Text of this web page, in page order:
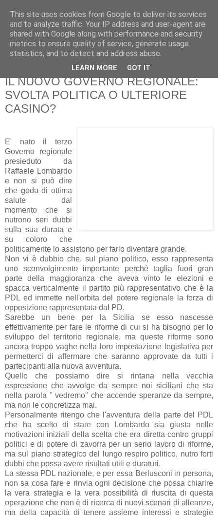
Pippo Bufardeci
La politica a Siracusa e dintorni
martedì 29 dicembre 2009
IL NUOVO GOVERNO REGIONALE:
SVOLTA POLITICA O ULTERIORE
CASINO?
E' nato il terzo
Governo regionale
presieduto da
Raffaele Lombardo
e non si può dire
che goda di ottima
salute dal
momento che si
nutrono seri dubbi
sulla sua durata e
su coloro che
politicamente lo assistono per farlo diventare grande.
Non vi è dubbio che, sul piano politico, esso rappresenta
uno sconvolgimento importante perchè taglia fuori gran
parte della maggioranza che aveva vinto le elezioni e
spacca verticalmente il partito più rappresentativo che è la
PDL ed immette nell'orbita del potere regionale la forza di
opposizione rappresentata dal PD.
Sarebbe un bene per la Sicilia se esso nascesse
effettivamente per fare le riforme di cui si ha bisogno per lo
sviluppo del territorio regionale, ma queste riforme sono
ancora troppo vaghe nella loro impostazione legislativa per
permetterci di affermare che saranno approvate da tutti i
partecipanti alla nuova avventura.
Quello che possiamo dire si rintana nella vecchia
espressione che avvolge da sempre noi siciliani che sta
nella parola " vedremo" che accende speranze da sempre,
ma non le concretizza mai.
Personalmente ritengo che l'avventura della parte del PDL
che ha scelto di stare con Lombardo sia giusta nelle
motivazioni iniziali della scelta che era diretta contro gruppi
politici e di potere di zavorra per un serio lavoro di riforme,
ma sul piano strategico del lungo respiro politico, nutro forti
dubbi che possa avere risultati utili e duraturi.
La stessa PDL nazionale, e per essa Berlusconi in persona,
non sa cosa fare e rinvia ogni decisione che possa chiarire
la vera strategia e la vera possibilità di riuscita di questa
operazione che non è di ricerca di nuovi scenari di alleanze,
ma della capacità di tenere assieme interessi e strategie
This site uses cookies from Google to deliver its services
and to analyze traffic. Your IP address and user-agent are
shared with Google along with performance and security
metrics to ensure quality of service, generate usage
statistics, and to detect and address abuse.
LEARN MORE GOT IT